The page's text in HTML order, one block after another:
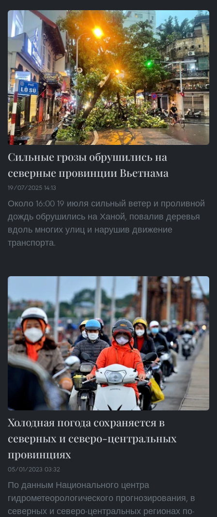
Сильные грозы обрушились на
северные провинции Вьетнама
19/07/2025 14:13
Около 16:00 19 июля сильный ветер и проливной
дождь обрушились на Ханой, повалив деревья
вдоль многих улиц и нарушив движение
транспорта.
Холодная погода сохраняется в
северных и северо-центральных
провинциях
05/01/2023 03:32
По данным Национального центра
гидрометеорологического прогнозирования, в
северных и северо-центральных регионах по-